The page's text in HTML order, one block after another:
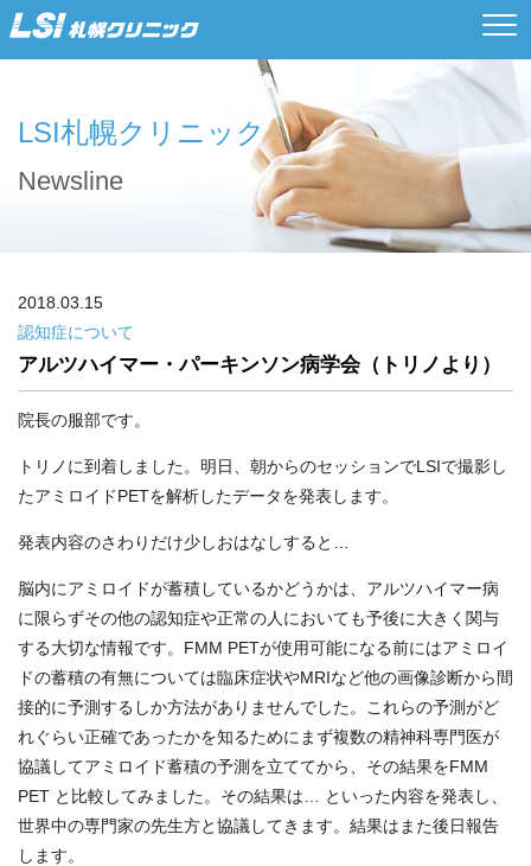
LSI札幌クリニック
Newsline
2018.03.15
認知症について
アルツハイマー・パーキンソン病学会（トリノより）
院長の服部です。
トリノに到着しました。明日、朝からのセッションでLSIで撮影し
たアミロイドPETを解析したデータを発表します。
発表内容のさわりだけ少しおはなしすると…
脳内にアミロイドが蓄積しているかどうかは、アルツハイマー病
に限らずその他の認知症や正常の人においても予後に大きく関与
する大切な情報です。FMM PETが使用可能になる前にはアミロイ
ドの蓄積の有無については臨床症状やMRIなど他の画像診断から間
接的に予測するしか方法がありませんでした。これらの予測がど
れぐらい正確であったかを知るためにまず複数の精神科専門医が
協議してアミロイド蓄積の予測を立ててから、その結果をFMM
PET と比較してみました。その結果は… といった内容を発表し、
世界中の専門家の先生方と協議してきます。結果はまた後日報告
します。